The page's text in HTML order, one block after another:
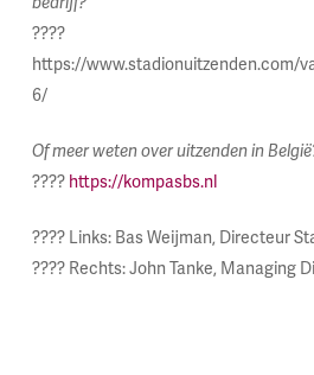
????
https://www.stadionuitzenden.com/
6/
Of meer weten over uitzenden in
???? https://kompasbs.nl
???? Links: Bas Weijman, Directeur
???? Rechts: John Tanke, Managing